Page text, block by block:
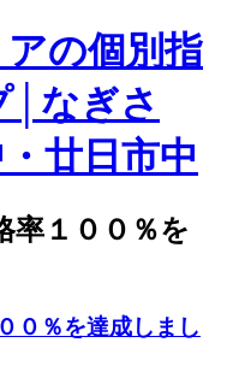
の個別指
│なぎさ
廿日市中
率１００％を
０％を達成しまし